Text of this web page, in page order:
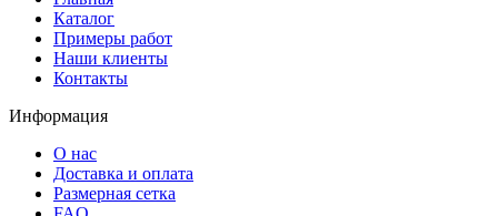
Каталог
Примеры работ
Наши клиенты
Контакты
Информация
О нас
Доставка и оплата
Размерная сетка